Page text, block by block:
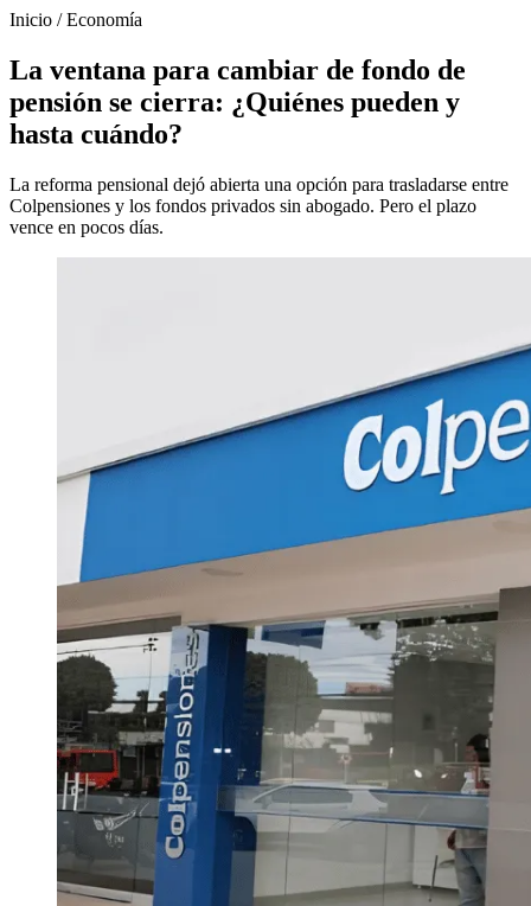
Inicio /Economía
La ventana para cambiar de fondo de
pensión se cierra: ¿Quiénes pueden y
hasta cuándo?
La reforma pensional dejó abierta una opción para trasladarse entre
Colpensiones y los fondos privados sin abogado. Pero el plazo
vence en pocos días.